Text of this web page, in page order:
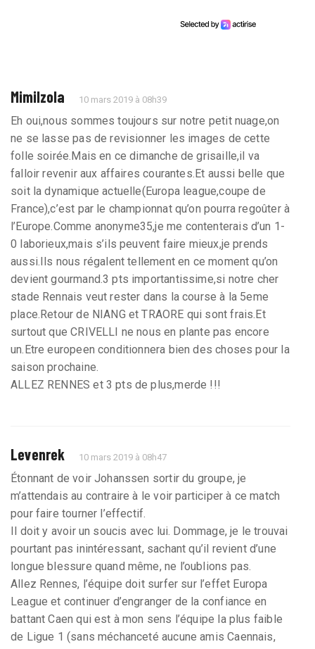
Mimilzola 10 mars 2019 à 08h39
Eh oui,nous sommes toujours sur notre petit nuage,on
ne se lasse pas de revisionner les images de cette
folle soirée.Mais en ce dimanche de grisaille,il va
falloir revenir aux affaires courantes.Et aussi belle que
soit la dynamique actuelle(Europa league,coupe de
France),c’est par le championnat qu’on pourra regoûter à
l’Europe.Comme anonyme35,je me contenterais d’un 1-
0 laborieux,mais s’ils peuvent faire mieux,je prends
aussi.Ils nous régalent tellement en ce moment qu’on
devient gourmand.3 pts importantissime,si notre cher
stade Rennais veut rester dans la course à la 5eme
place.Retour de NIANG et TRAORE qui sont frais.Et
surtout que CRIVELLI ne nous en plante pas encore
un.Etre europeen conditionnera bien des choses pour la
saison prochaine.
ALLEZ RENNES et 3 pts de plus,merde !!!
Levenrek 10 mars 2019 à 08h47
Étonnant de voir Johanssen sortir du groupe, je
m’attendais au contraire à le voir participer à ce match
pour faire tourner l’effectif.
Il doit y avoir un soucis avec lui. Dommage, je le trouvai
pourtant pas inintéressant, sachant qu’il revient d’une
longue blessure quand même, ne l’oublions pas.
Allez Rennes, l’équipe doit surfer sur l’effet Europa
League et continuer d’engranger de la confiance en
battant Caen qui est à mon sens l’équipe la plus faible
de Ligue 1 (sans méchanceté aucune amis Caennais,